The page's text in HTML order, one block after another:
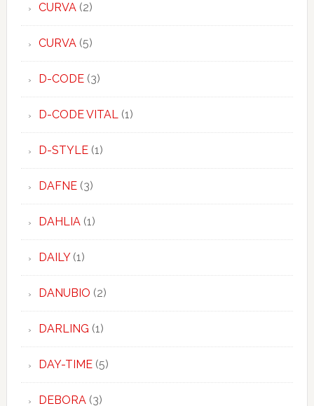
CURVA(2)
CURVA(5)
D-CODE(3)
D-CODE VITAL(1)
D-STYLE(1)
DAFNE(3)
DAHLIA(1)
DAILY(1)
DANUBIO (2)
DARLING (1)
DAY-TIME(5)
DEBORA(3)